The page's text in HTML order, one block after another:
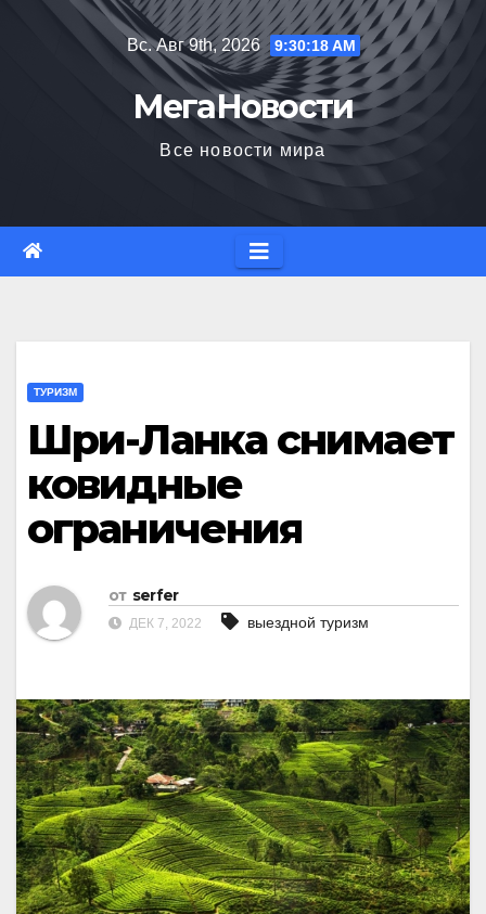
Вс. Авг 9th, 2026 9:30:19 AM
МегаНовости
Все новости мира
ТУРИЗМ
Шри-Ланка снимает
ковидные
ограничения
от serfer
ДЕК 7, 2022 выездной туризм